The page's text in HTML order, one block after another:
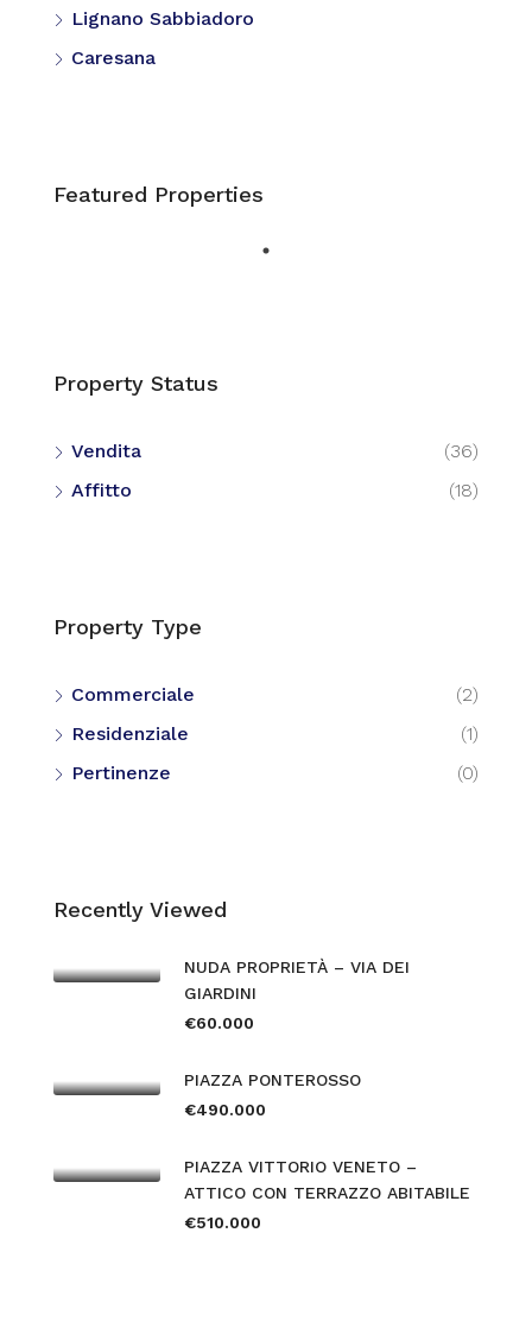
Lignano Sabbiadoro
Caresana
Featured Properties
Property Status
Vendita
(36)
Affitto
(18)
Property Type
Commerciale
(2)
Residenziale
(1)
Pertinenze
(0)
Recently Viewed
NUDA PROPRIETÀ – VIA DEI
GIARDINI
€60.000
PIAZZA PONTEROSSO
€490.000
PIAZZA VITTORIO VENETO –
ATTICO CON TERRAZZO ABITABILE
€510.000